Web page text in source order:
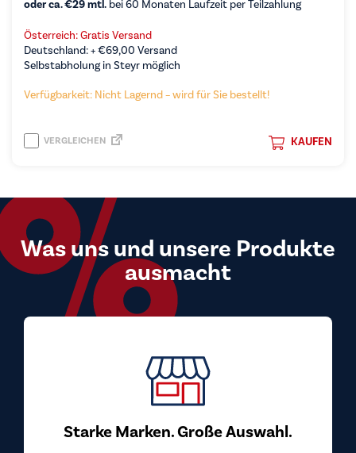
oder ca. €29 mtl. bei 60 Monaten Laufzeit per Teilzahlung
Österreich: Gratis Versand
Deutschland: +€69,00 Versand
Selbstabholung in Steyr möglich
Verfügbarkeit: Nicht Lagernd – wird für Sie bestellt!
KAUFEN
VERGLEICHEN
Was uns und unsere Produkte
ausmacht
Große Auswahl.